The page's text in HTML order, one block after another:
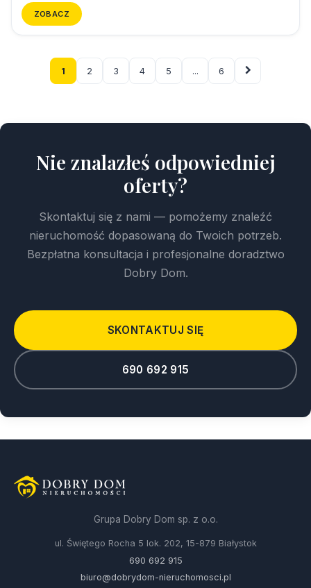
ZOBACZ
1 2 3 4 5 ... 6
Nie znalazłeś odpowiedniej
oferty?
Skontaktuj się z nami — pomożemy znaleźć
nieruchomość dopasowaną do Twoich potrzeb.
Bezpłatna konsultacja i profesjonalne doradztwo
Dobry Dom.
SKONTAKTUJ SIĘ
690 692 915
Grupa Dobry Dom sp. z o.o.
ul. Świętego Rocha 5 lok. 202, 15-879 Białystok
690 692 915
biuro@dobrydom-nieruchomosci.pl